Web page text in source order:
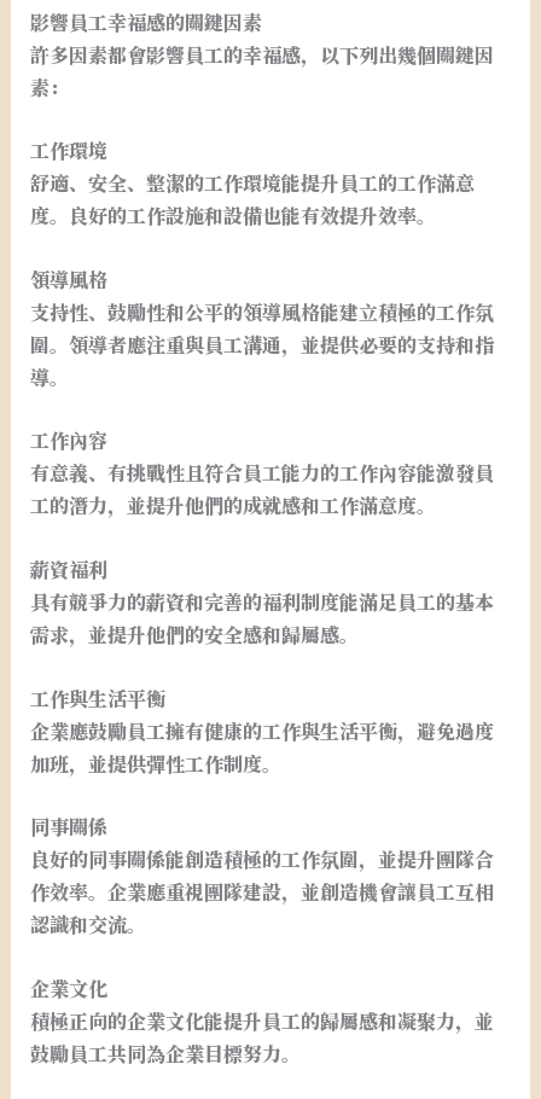
影響員工幸福感的關鍵因素
許多因素都會影響員工的幸福感，以下列出幾個關鍵因
素：
工作環境
舒適、安全、整潔的工作環境能提升員工的工作滿意
度。良好的工作設施和設備也能有效提升效率。
領導風格
支持性、鼓勵性和公平的領導風格能建立積極的工作氛
圍。領導者應注重與員工溝通，並提供必要的支持和指
導。
工作內容
有意義、有挑戰性且符合員工能力的工作內容能激發員
工的潛力，並提升他們的成就感和工作滿意度。
薪資福利
具有競爭力的薪資和完善的福利制度能滿足員工的基本
需求，並提升他們的安全感和歸屬感。
工作與生活平衡
企業應鼓勵員工擁有健康的工作與生活平衡，避免過度
加班，並提供彈性工作制度。
同事關係
良好的同事關係能創造積極的工作氛圍，並提升團隊合
作效率。企業應重視團隊建設，並創造機會讓員工互相
認識和交流。
企業文化
積極正向的企業文化能提升員工的歸屬感和凝聚力，並
鼓勵員工共同為企業目標努力。